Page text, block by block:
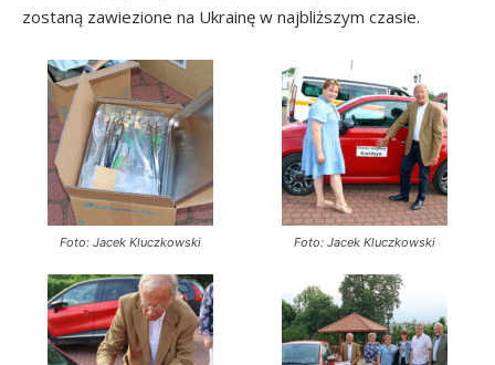
zostaną zawiezione na Ukrainę w najbliższym czasie.
Foto: Jacek Kluczkowski Foto: Jacek Kluczkowski